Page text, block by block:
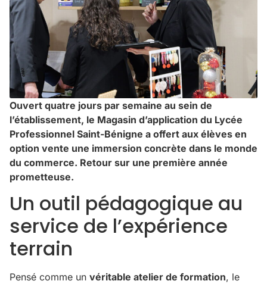
Ouvert quatre jours par semaine au sein de
l’établissement, le Magasin d’application du Lycée
Professionnel Saint-Bénigne a offert aux élèves en
option vente une immersion concrète dans le monde
du commerce. Retour sur une première année
prometteuse.
Un outil pédagogique au
service de l’expérience
terrain
Pensé comme un véritable atelier de formation, le